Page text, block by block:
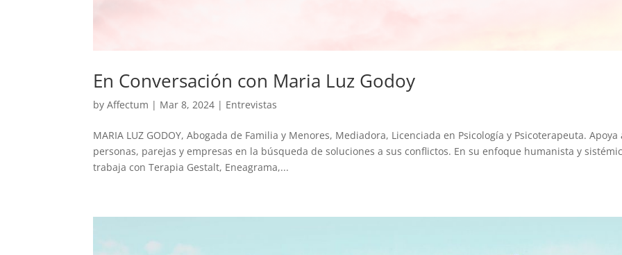
En Conversación con Maria Luz Godoy
byAffectum | Mar 8, 2024 | Entrevistas
MARIA LUZ GODOY, Abogada de Familia y Menores, Mediadora, Licenciada en Psicología y Psicoterapeuta. Apoya
personas, parejas y empresas en la búsqueda de soluciones a sus conflictos. En su enfoque humanista y
trabaja con Terapia Gestalt, Eneagrama,...